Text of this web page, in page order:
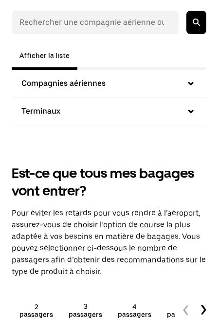
Afficher la liste
Compagnies aériennes
Terminaux
Est-ce que tous mes bagages
vont entrer?
Pour éviter les retards pour vous rendre à l’aéroport,
assurez-vous de choisir l’option de course la plus
adaptée à vos besoins en matière de bagages. Vous
pouvez sélectionner ci-dessous le nombre de
passagers afin d’obtenir des recommandations sur le
type de produit à choisir.
2
passagers
3
passagers
4
passagers
5+
passagers